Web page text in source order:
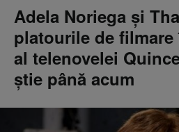
Adela Noriega și
platourile de
al telenovelei
știe până acum